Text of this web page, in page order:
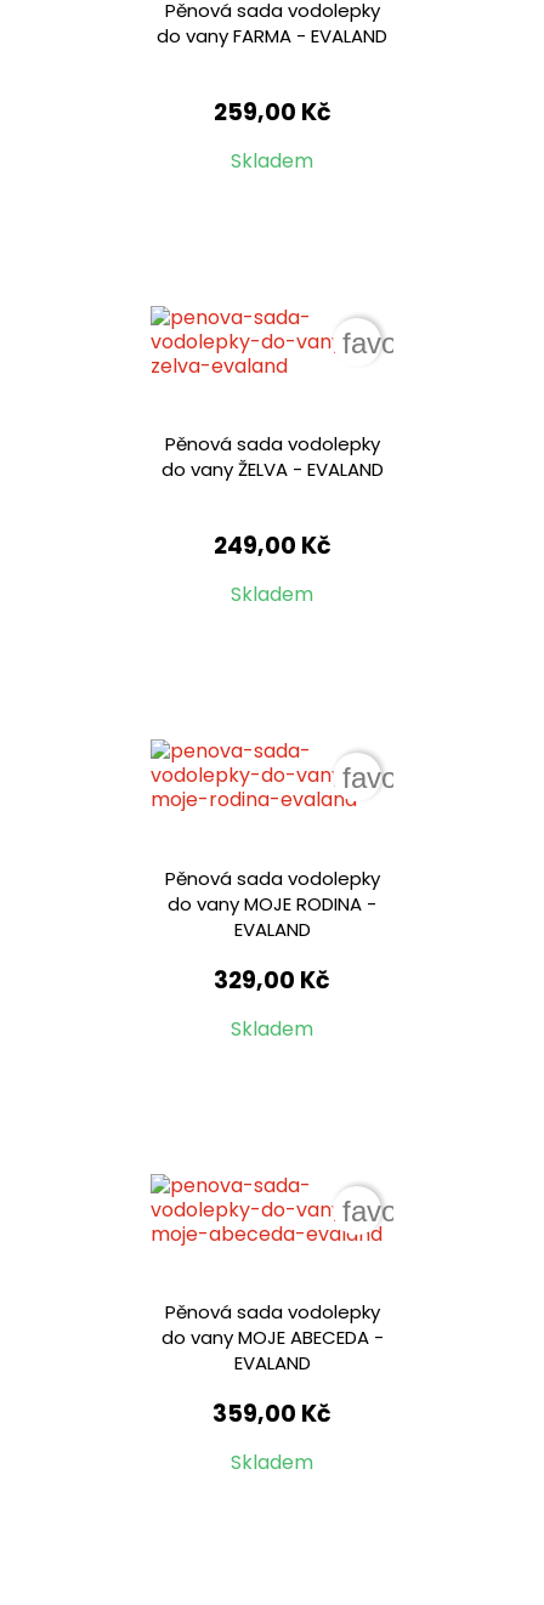
Pěnová sada vodolepky
do vany FARMA - EVALAND
259,00 Kč
Skladem
Pěnová sada vodolepky
do vany ŽELVA - EVALAND
249,00 Kč
Skladem
favorite_border
Pěnová sada vodolepky
do vany MOJE RODINA -
EVALAND
329,00 Kč
Skladem
favorite_border
Pěnová sada vodolepky
do vany MOJE ABECEDA -
EVALAND
359,00 Kč
Skladem
favorite_border